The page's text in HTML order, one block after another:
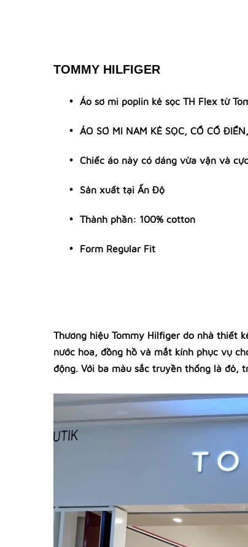
TOMMY HILFIGER
Áo sơ mi poplin kẻ sọc TH Flex từ
ÁO SƠ MI NAM KẺ SỌC, CỔ CỔ
Chiếc áo này có dáng vừa vặn và
Sản xuất tại Ấn Độ
Thành phần: 100% cotton
Form Regular Fit
Thương hiệu Tommy Hilfiger do nhà thiết
nước hoa, đồng hồ và mắt kính phục vụ
động. Với ba màu sắc truyền thống là đỏ,